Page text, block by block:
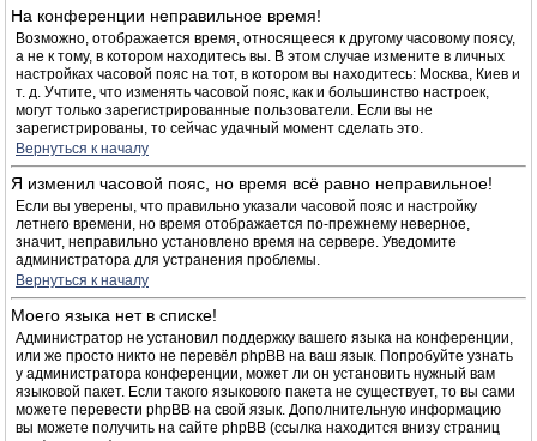
На конференции неправильное время!
Возможно, отображается время, относящееся к другому часовому поясу,
а не к тому, в котором находитесь вы. В этом случае измените в личных
настройках часовой пояс на тот, в котором вы находитесь: Москва, Киев и
т. д. Учтите, что изменять часовой пояс, как и большинство настроек,
могут только зарегистрированные пользователи. Если вы не
зарегистрированы, то сейчас удачный момент сделать это.
Вернуться к началу
Я изменил часовой пояс, но время всё равно неправильное!
Если вы уверены, что правильно указали часовой пояс и настройку
летнего времени, но время отображается по-прежнему неверное,
значит, неправильно установлено время на сервере. Уведомите
администратора для устранения проблемы.
Вернуться к началу
Моего языка нет в списке!
Администратор не установил поддержку вашего языка на конференции,
или же просто никто не перевёл phpBB на ваш язык. Попробуйте узнать
у администратора конференции, может ли он установить нужный вам
языковой пакет. Если такого языкового пакета не существует, то вы сами
можете перевести phpBB на свой язык. Дополнительную информацию
вы можете получить на сайте phpBB (ссылка находится внизу страниц